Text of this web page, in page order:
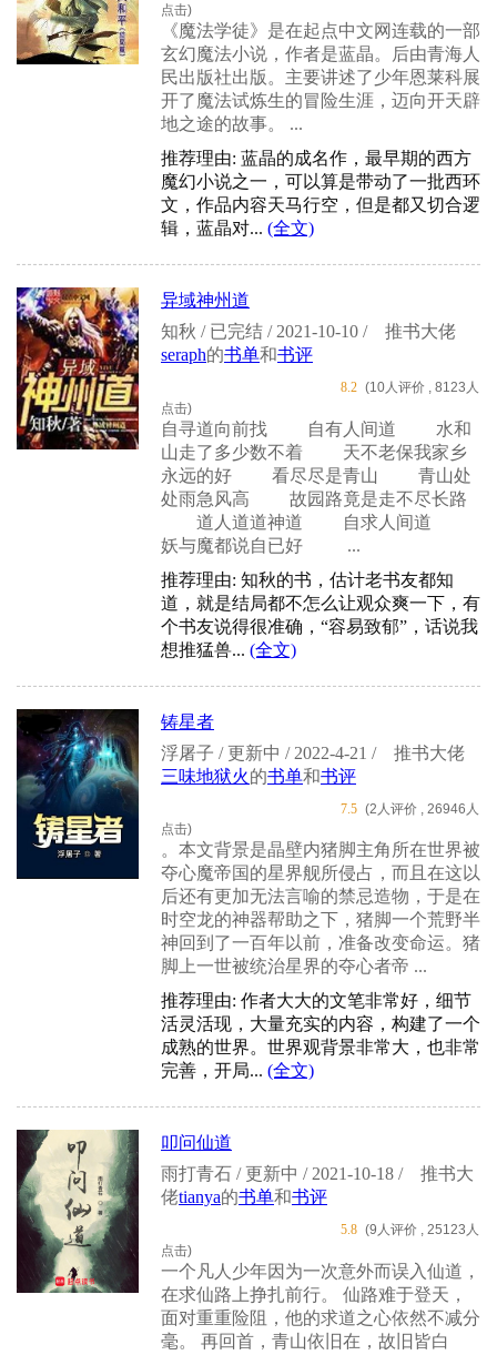
点击)
《魔法学徒》是在起点中文网连载的一部
玄幻魔法小说，作者是蓝晶。后由青海人
民出版社出版。主要讲述了少年恩莱科展
开了魔法试炼生的冒险生涯，迈向开天辟
地之途的故事。 ...
推荐理由: 蓝晶的成名作，最早期的西方
魔幻小说之一，可以算是带动了一批西环
文，作品内容天马行空，但是都又切合逻
辑，蓝晶对... (全文)
异域神州道
知秋 / 已完结 / 2021-10-10 /
推书大佬
seraph的书单和书评
8.2 (10人评价 , 8123人
点击)
自寻道向前找 自有人间道 水和
山走了多少数不着 天不老保我家乡
永远的好 看尽尽是青山 青山处
处雨急风高 故园路竟是走不尽长路
道人道道神道 自求人间道
妖与魔都说自已好 ...
推荐理由: 知秋的书，估计老书友都知
道，就是结局都不怎么让观众爽一下，有
个书友说得很准确，“容易致郁”，话说我
想推猛兽... (全文)
铸星者
浮屠子 / 更新中 / 2022-4-21 /
推书大佬
三味地狱火的书单和书评
7.5 (2人评价 , 26946人
点击)
。本文背景是晶壁内猪脚主角所在世界被
夺心魔帝国的星界舰所侵占，而且在这以
后还有更加无法言喻的禁忌造物，于是在
时空龙的神器帮助之下，猪脚一个荒野半
神回到了一百年以前，准备改变命运。猪
脚上一世被统治星界的夺心者帝 ...
推荐理由: 作者大大的文笔非常好，细节
活灵活现，大量充实的内容，构建了一个
成熟的世界。世界观背景非常大，也非常
完善，开局... (全文)
叩问仙道
雨打青石 / 更新中 / 2021-10-18 /
推书大
佬tianya的书单和书评
5.8 (9人评价 , 25123人
点击)
一个凡人少年因为一次意外而误入仙道，
在求仙路上挣扎前行。 仙路难于登天，
面对重重险阻，他的求道之心依然不减分
毫。 再回首，青山依旧在，故旧皆白